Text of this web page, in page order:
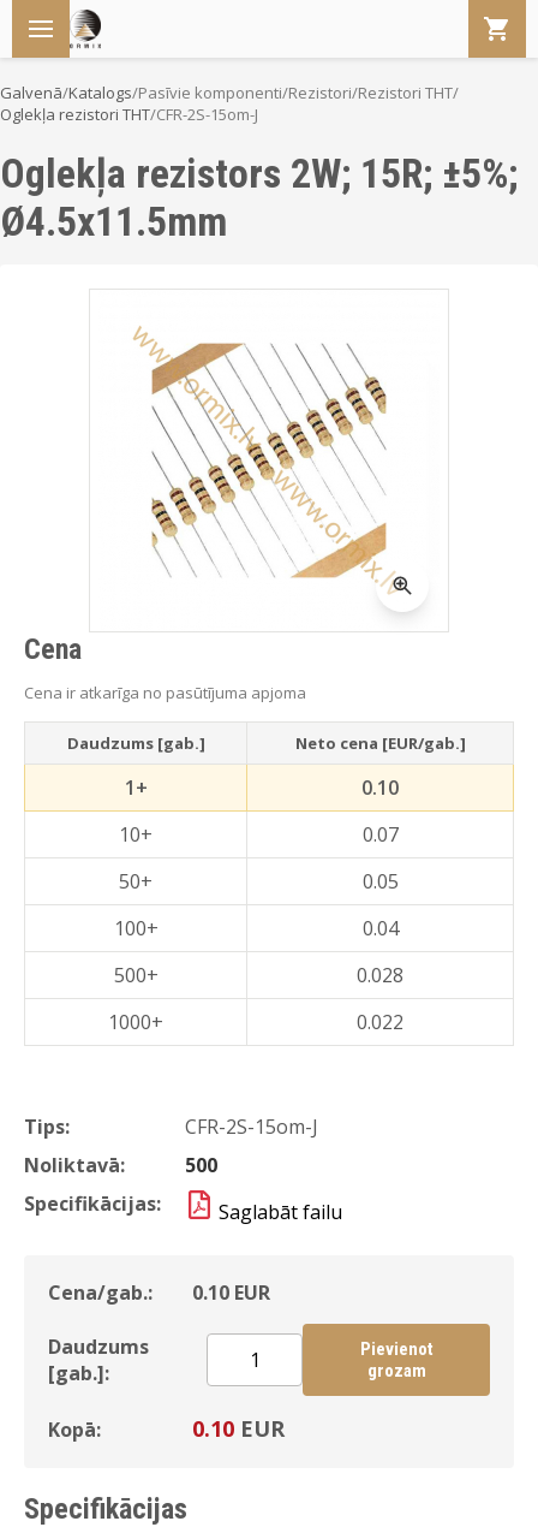
Galvenā/Katalogs/Pasīvie komponenti/Rezistori/Rezistori THT/
Oglekļa rezistori THT/CFR-2S-15om-J
Oglekļa rezistors 2W; 15R; ±5%;
Ø4.5x11.5mm
Tips:
CFR-2S-15om-J
Noliktavā:
500
Specifikācijas:
Saglabāt failu
Cena/gab.: 0.10 EUR
Daudzums
[gab.]:
Pievienot
grozam
Kopā: 0.10 EUR
Cena
Cena ir atkarīga no pasūtījuma apjoma
Daudzums [gab.] Neto cena [EUR/gab.]
1+
0.10
10+
0.07
50+
0.05
100+
0.04
500+
0.028
1000+
0.022
Specifikācijas